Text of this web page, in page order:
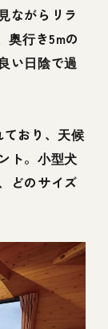
ながらリラ
奥行き5mの
い日陰で過
おり、天候
ト。小型犬
どのサイズ